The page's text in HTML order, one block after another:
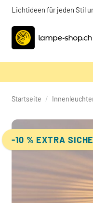
Lichtideen für jeden Stil
Startseite /
-10 % EXTRA